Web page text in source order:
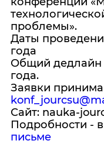
проблемы».
Даты
года
Общий дедлайн
года.
Заявки
Сайт: nauka-
Подробности - в
письме